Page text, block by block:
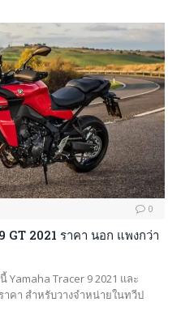
0
GT 2021 ราคา นอก แพงกว่า
Yamaha Tracer 9 2021 และ
าคา สำหรับวางจำหน่ายในทวีป